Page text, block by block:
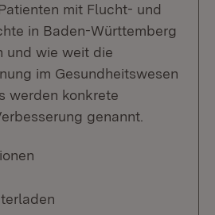
mit Flucht- und
in Baden-Württemberg
und wie weit die
im Gesundheitswesen
werden konkrete
genannt.